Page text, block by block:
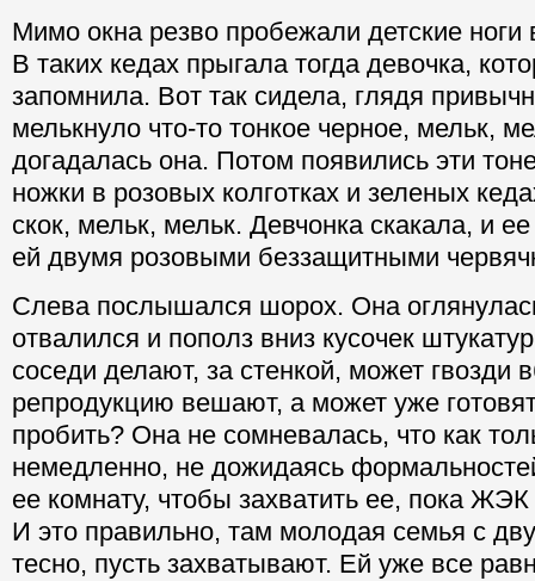
Мимо окна резво пробежали детские ноги
В таких кедах прыгала тогда девочка,
запомнила. Вот так сидела, глядя
мелькнуло что-то тонкое черное, мельк,
догадалась она. Потом появились эти
ножки в розовых колготках и зеленых
скок, мельк, мельк. Девчонка скакала, и
ей двумя розовыми беззащитными
Слева послышался шорох. Она
отвалился и пополз вниз кусочек
соседи делают, за стенкой, может гвозди
репродукцию вешают, а может уже
пробить? Она не сомневалась, что как
немедленно, не дожидаясь
ее комнату, чтобы захватить ее, пока
И это правильно, там молодая семья с
тесно, пусть захватывают. Ей уже все